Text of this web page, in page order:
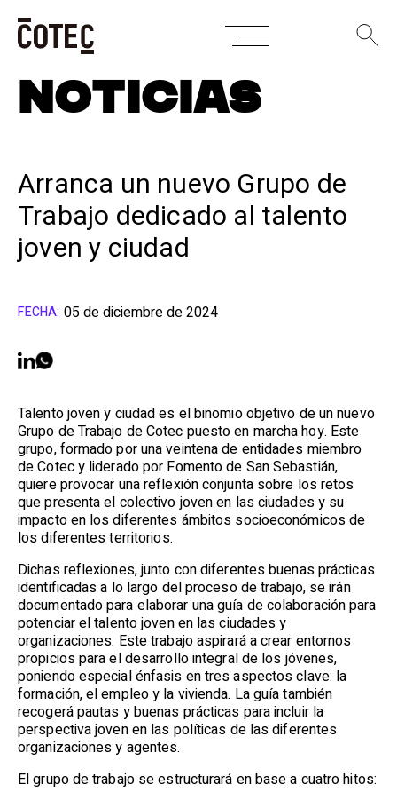
Skip
contentNOTICIAS
Arranca un nuevo Grupo de
Trabajo dedicado al talento
joven y ciudad
FECHA: 05 de diciembre de 2024
Talento joven y ciudad es el binomio objetivo de un nuevo
Grupo de Trabajo de Cotec puesto en marcha hoy. Este
grupo, formado por una veintena de entidades miembro
de Cotec y liderado por Fomento de San Sebastián,
quiere provocar una reflexión conjunta sobre los retos
que presenta el colectivo joven en las ciudades y su
impacto en los diferentes ámbitos socioeconómicos de
los diferentes territorios.
Dichas reflexiones, junto con diferentes buenas prácticas
identificadas a lo largo del proceso de trabajo, se irán
documentado para elaborar una guía de colaboración para
potenciar el talento joven en las ciudades y
organizaciones. Este trabajo aspirará a crear entornos
propicios para el desarrollo integral de los jóvenes,
poniendo especial énfasis en tres aspectos clave: la
formación, el empleo y la vivienda. La guía también
recogerá pautas y buenas prácticas para incluir la
perspectiva joven en las políticas de las diferentes
organizaciones y agentes.
El grupo de trabajo se estructurará en base a cuatro hitos: